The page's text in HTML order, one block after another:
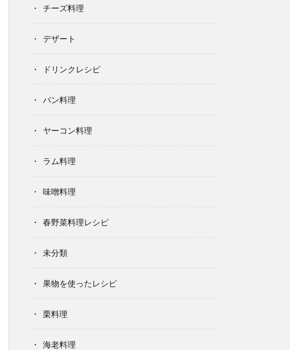
チーズ料理
デザート
ドリンクレシピ
パン料理
ヤーコン料理
ラム料理
味噌料理
春野菜料理レシピ
未分類
果物を使ったレシピ
栗料理
海老料理